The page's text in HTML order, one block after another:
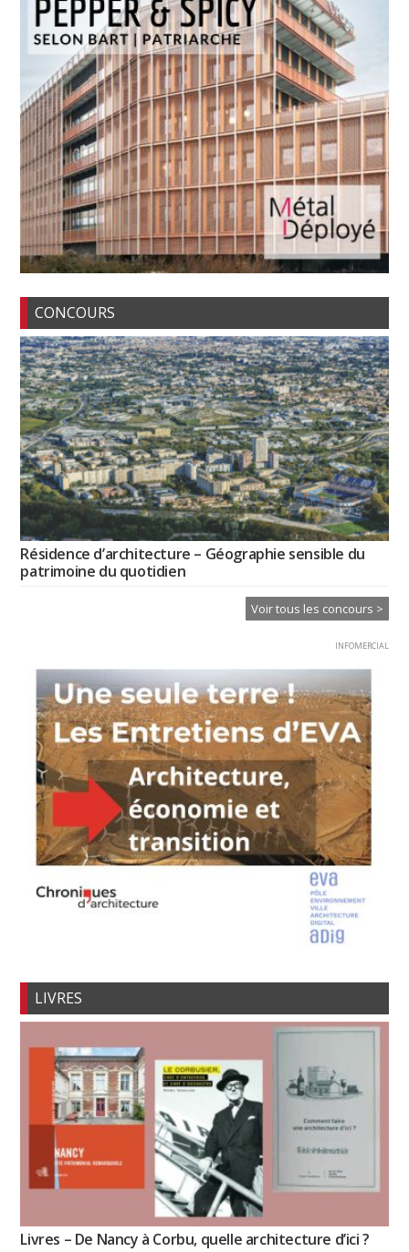
CONCOURS
Résidence d’architecture – Géographie sensible du
patrimoine du quotidien
Voir tous les concours >
INFOMERCIAL
LIVRES
Livres – De Nancy à Corbu, quelle architecture d’ici ?